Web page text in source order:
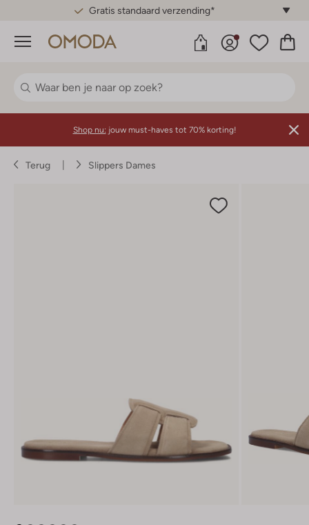
Gratis standaard verzending*
Menu
Shop nu: jouw must-haves tot 70% korting!
Terug Slippers Dames